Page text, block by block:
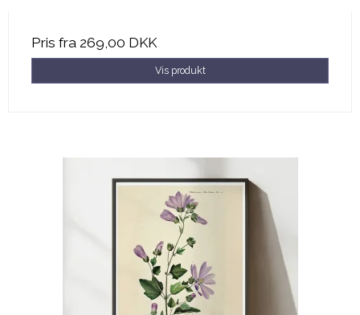
Pris fra 269,00 DKK
Vis produkt